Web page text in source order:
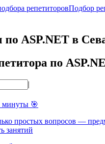
репетиторовПодбор
ASP.NET в
по
|
минуты 🎯
простых вопросов —
занятий